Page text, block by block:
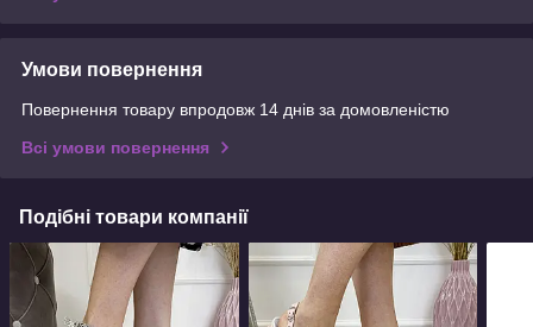
Умови повернення
Повернення товару впродовж 14 днів за домовленістю
Всі умови повернення
Подібні товари компанії